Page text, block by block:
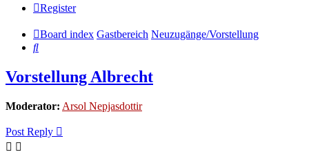
Register
Board index Gastbereich Neuzugänge/Vorstellung
Search
Vorstellung Albrecht
Moderator: Arsol Nepjasdottir
Post Reply